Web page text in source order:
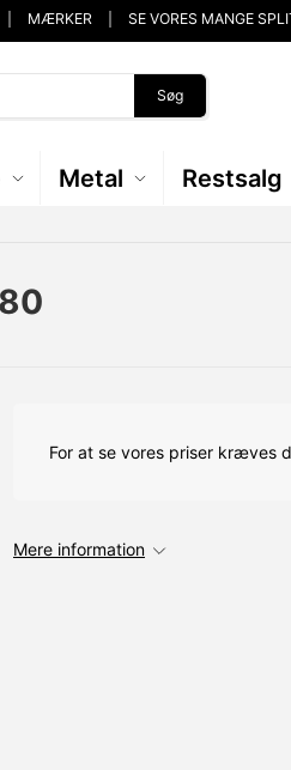
MÆRKER SE VORES MANGE
Søg
Metal Restsalg
For at se vores priser kræves
Mere information